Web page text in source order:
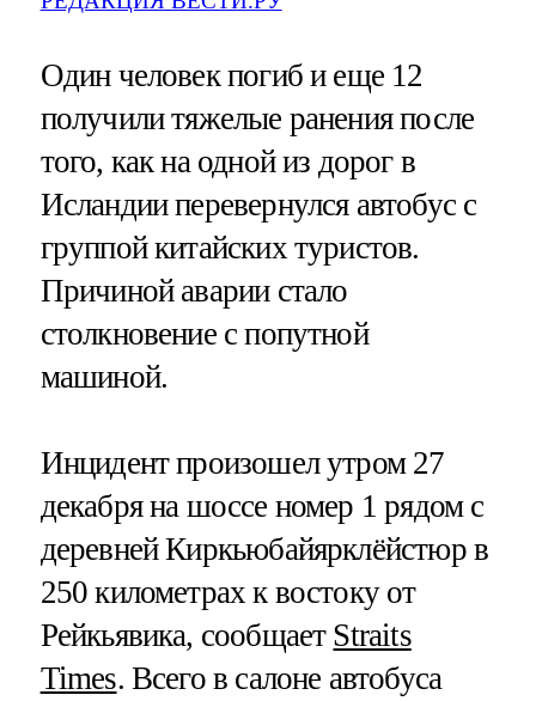
Один человек погиб и еще 12
получили тяжелые ранения после
того, как на одной из дорог в
Исландии перевернулся автобус с
группой китайских туристов.
Причиной аварии стало
столкновение с попутной
машиной.
Инцидент произошел утром 27
декабря на шоссе номер 1 рядом с
деревней Киркьюбайярклёйстюр в
250 километрах к востоку от
Рейкьявика, сообщает Straits
Times. Всего в салоне автобуса